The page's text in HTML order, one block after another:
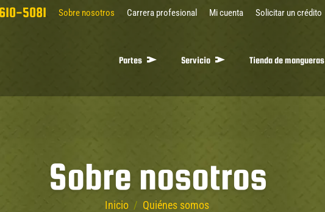
5081 Sobre nosotros Carrera profesional Mi cuenta Solicitar un crédito
Partes Servicio Tienda de mangueras
Sobre nosotros
Inicio / Quiénes somos